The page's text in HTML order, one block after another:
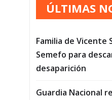
ÚLTIMAS
Familia de
Semefo para
desaparición
Guardia Nacional